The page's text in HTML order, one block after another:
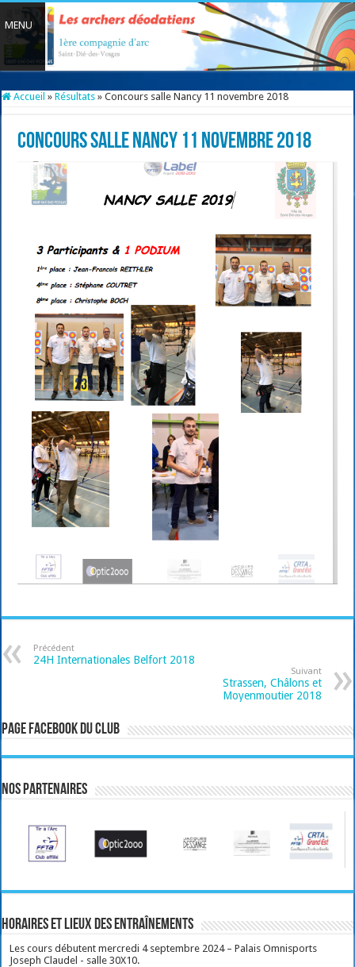
Accueil » Résultats » Concours salle Nancy 11 novembre 2018
Concours salle Nancy 11 novembre 2018
Précédent
24H Internationales Belfort 2018
Suivant
Strassen, Châlons et
Moyenmoutier 2018
Page Facebook du club
Nos partenaires
Horaires et lieux des entraînements
Les cours débutent mercredi 4 septembre 2024 – Palais Omnisports
Joseph Claudel - salle 30X10.